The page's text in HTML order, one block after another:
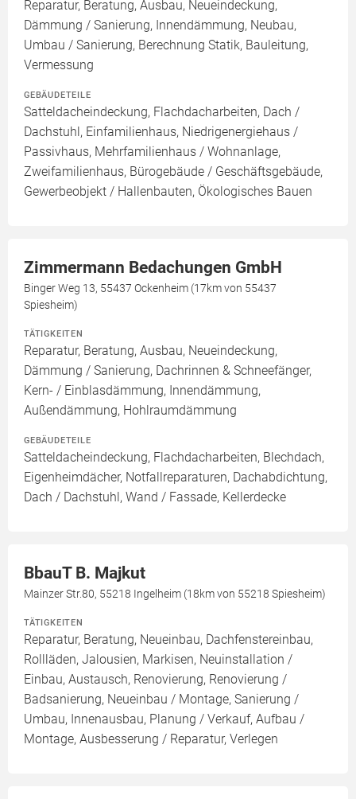
Reparatur, Beratung, Ausbau, Neueindeckung,
Dämmung / Sanierung, Innendämmung, Neubau,
Umbau / Sanierung, Berechnung Statik, Bauleitung,
Vermessung
GEBÄUDETEILE
Satteldacheindeckung, Flachdacharbeiten, Dach /
Dachstuhl, Einfamilienhaus, Niedrigenergiehaus /
Passivhaus, Mehrfamilienhaus / Wohnanlage,
Zweifamilienhaus, Bürogebäude / Geschäftsgebäude,
Gewerbeobjekt / Hallenbauten, Ökologisches Bauen
Zimmermann Bedachungen GmbH
Binger Weg 13, 55437 Ockenheim (17km von 55437
Spiesheim)
TÄTIGKEITEN
Reparatur, Beratung, Ausbau, Neueindeckung,
Dämmung / Sanierung, Dachrinnen & Schneefänger,
Kern- / Einblasdämmung, Innendämmung,
Außendämmung, Hohlraumdämmung
GEBÄUDETEILE
Satteldacheindeckung, Flachdacharbeiten, Blechdach,
Eigenheimdächer, Notfallreparaturen, Dachabdichtung,
Dach / Dachstuhl, Wand / Fassade, Kellerdecke
BbauT B. Majkut
Mainzer Str.80, 55218 Ingelheim (18km von 55218 Spiesheim)
TÄTIGKEITEN
Reparatur, Beratung, Neueinbau, Dachfenstereinbau,
Rollläden, Jalousien, Markisen, Neuinstallation /
Einbau, Austausch, Renovierung, Renovierung /
Badsanierung, Neueinbau / Montage, Sanierung /
Umbau, Innenausbau, Planung / Verkauf, Aufbau /
Montage, Ausbesserung / Reparatur, Verlegen